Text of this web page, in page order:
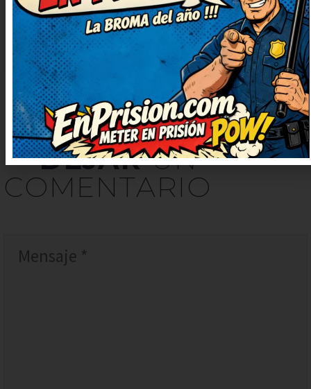
montón. Prometo contarlo en
casa, nos encanta reír juntos.
DEJARUN
COMENTARIO